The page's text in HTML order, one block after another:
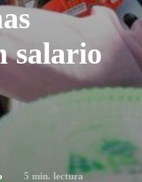
salario
5 min. lectura